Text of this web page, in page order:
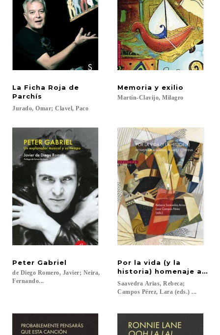
La Ficha Roja de
Parchís
Jurado, Omar; Clavel, Paco
Memoria y exilio
Martín-Clavijo, Milagro
Peter Gabriel
de Diego Romero, Javier; Neira,
Fernando...
Por la vida (y la
historia) homenaje a
Saavedra Arias, Rebeca;
Campos Pérez, Lara (eds.) ...